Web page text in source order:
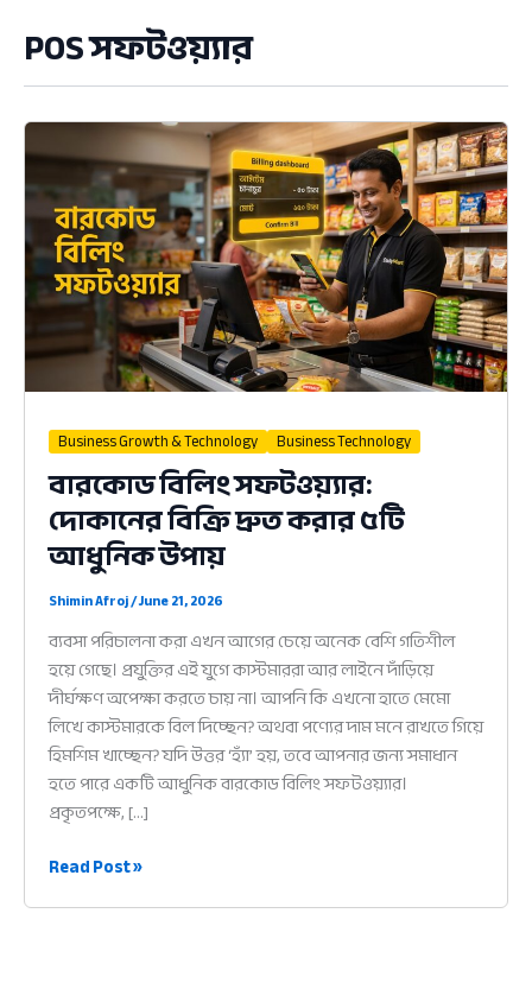
POS সফটওয়্যার
Business Growth & Technology Business Technology
বারকোড বিলিং সফটওয়্যার:
দোকানের বিক্রি দ্রুত করার ৫টি
আধুনিক উপায়
Shimin Afroj/June 21, 2026
ব্যবসা পরিচালনা করা এখন আগের চেয়ে অনেক বেশি গতিশীল
হয়ে গেছে। প্রযুক্তির এই যুগে কাস্টমাররা আর লাইনে দাঁড়িয়ে
দীর্ঘক্ষণ অপেক্ষা করতে চায় না। আপনি কি এখনো হাতে মেমো
লিখে কাস্টমারকে বিল দিচ্ছেন? অথবা পণ্যের দাম মনে রাখতে গিয়ে
হিমশিম খাচ্ছেন? যদি উত্তর ‘হ্যাঁ’ হয়, তবে আপনার জন্য সমাধান
হতে পারে একটি আধুনিক বারকোড বিলিং সফটওয়্যার।
প্রকৃতপক্ষে, […]
বারকোড
Read Post »